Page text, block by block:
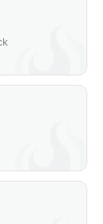
Beginn tut.“ –
Abenteuer,
ist wahr, man
Und wenn
– Anne